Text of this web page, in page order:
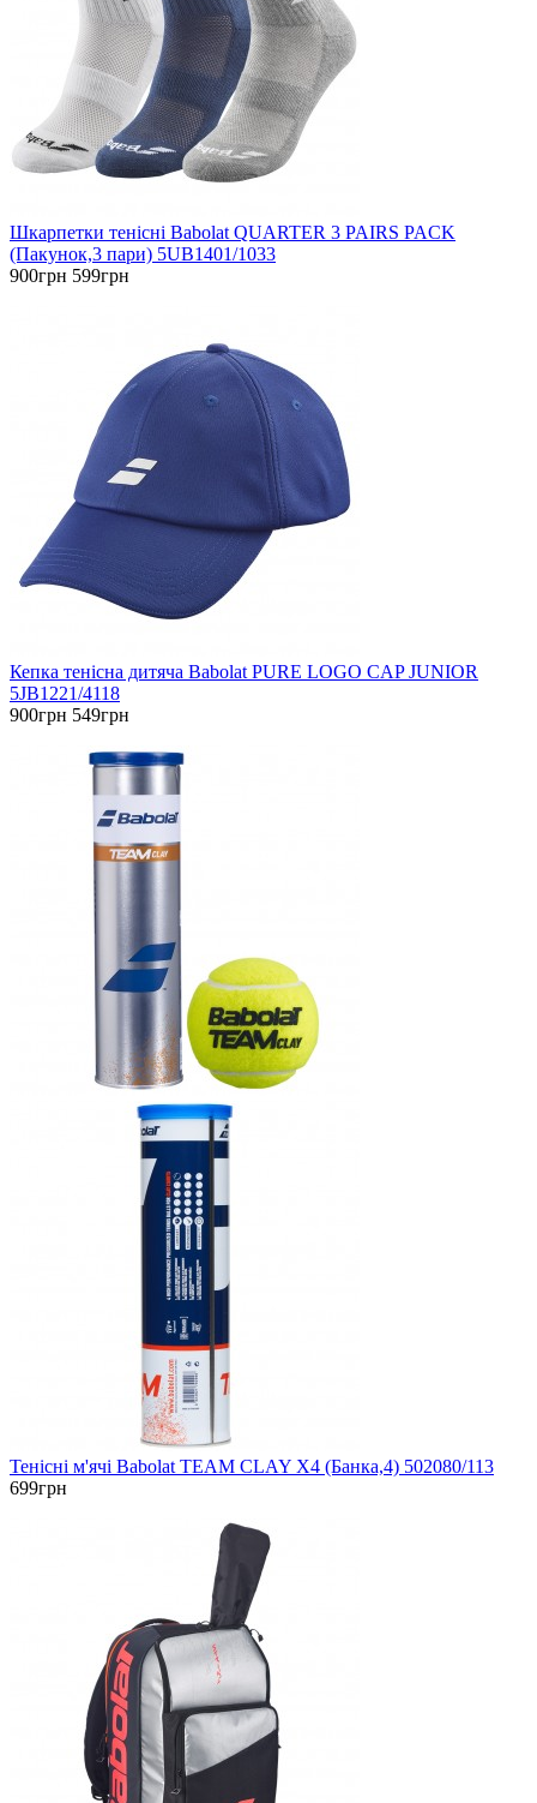
Шкарпетки тенісні Babolat QUARTER 3 PAIRS PACK
(Пакунок,3 пари) 5UB1401/1033
900грн 599грн
Кепка тенісна дитяча Babolat PURE LOGO CAP JUNIOR
5JB1221/4118
900грн 549грн
Тенісні м'ячі Babolat TEAM CLAY X4 (Банка,4) 502080/113
699грн